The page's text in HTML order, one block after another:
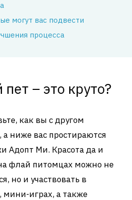
могут вас подвести
процесса
– это круто?
как вы с другом
ниже вас простираются
Адопт Ми. Красота да и
флай питомцах можно не
но и участвовать в
мини-играх, а также